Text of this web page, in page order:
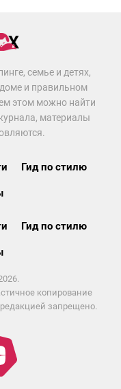
семье и детях,
и правильном
этом можно найти
материалы
Гид по стилю
Гид по стилю
копирование
запрещено.